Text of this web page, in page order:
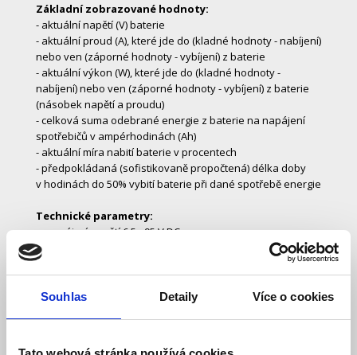
Souhlas Detaily Více o cookies
Základní zobrazované hodnoty:
- aktuální napětí (V) baterie
- aktuální proud (A), které jde do (kladné hodnoty - nabíjení)
nebo ven (záporné hodnoty - vybíjení) z baterie
- aktuální výkon (W), které jde do (kladné hodnoty -
nabíjení) nebo ven (záporné hodnoty - vybíjení) z baterie
(násobek napětí a proudu)
- celková suma odebrané energie z baterie na napájení
spotřebičů v ampérhodinách (Ah)
- aktuální míra nabití baterie v procentech
- předpokládaná (sofistikovaně propočtená) délka doby
v hodinách do 50% vybití baterie při dané spotřebě energie
Technické parametry:
- napájecí napětí 6,5 - 95 V DC
- spotřeba energie při nepodsvětleném displeji a
vypnutém relé: 4 mA (12 V) a 3 mA (24 V)
- spotřeba energie při nepodsvětleném displeji a
sepnutém relé: 15 mA (12 V) a 8 mA (24 V)